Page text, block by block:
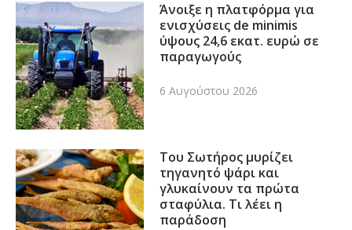
Άνοιξε η πλατφόρμα για
ενισχύσεις de minimis
ύψους 24,6 εκατ. ευρώ σε
παραγωγούς
6 Αυγούστου 2026
Του Σωτήρος μυρίζει
τηγανητό ψάρι και
γλυκαίνουν τα πρώτα
σταφύλια. Τι λέει η
παράδοση